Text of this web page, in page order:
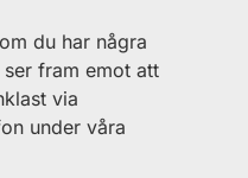
du har några
fram emot att
via
under våra